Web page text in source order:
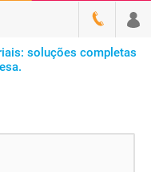
soluções completas